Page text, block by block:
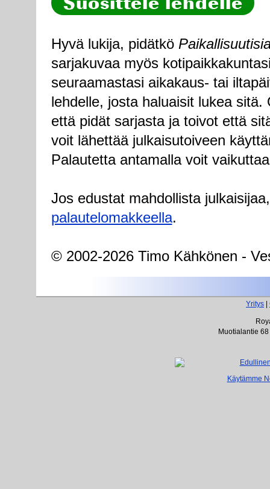
Hyvä lukija, pidätkö
sarjakuvaa myös
seuraamastasi aikakaus- tai
lehdelle, josta haluaisit lukea
että pidät sarjasta ja toivot että
voit lähettää julkaisutoiveen
Palautetta antamalla voit
Jos edustat mahdollista
palautelomakkeella.
© 2002-2026 Timo Kähkönen -
Yritys
Muotialantie
Käytämme